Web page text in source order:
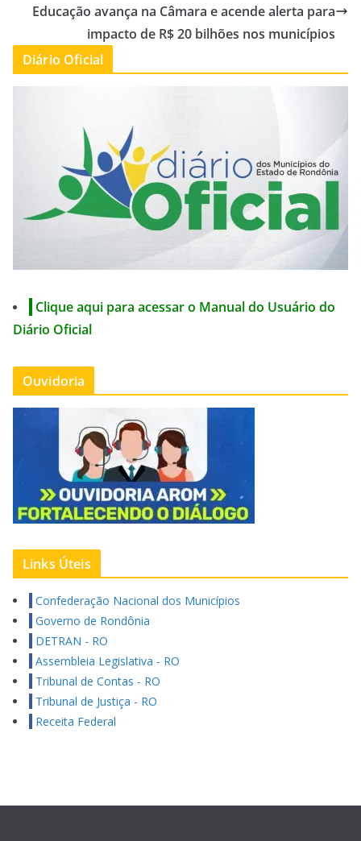
Educação avança na Câmara e acende alerta para
impacto de R$ 20 bilhões nos municípios
Diário Oficial
Clique aqui para acessar o Manual do Usuário do
Diário Oficial
Ouvidoria
Links Úteis
Confederação Nacional dos Municípios
Governo de Rondônia
DETRAN - RO
Assembleia Legislativa - RO
Tribunal de Contas - RO
Tribunal de Justiça - RO
Receita Federal